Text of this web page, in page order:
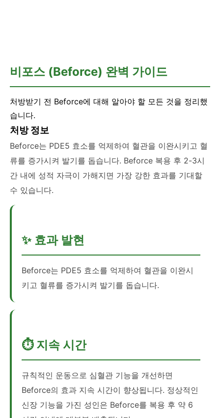
비포스 (Beforce) 완벽 가이드
처방받기 전 Beforce에 대해 알아야 할 모든 것을 정리했
습니다.
처방 정보
Beforce는 PDE5 효소를 억제하여 혈관을 이완시키고 혈
류를 증가시켜 발기를 돕습니다. Beforce 복용 후 2-3시
간 내에 성적 자극이 가해지면 가장 강한 효과를 기대할
수 있습니다.
✨ 효과 발현
Beforce는 PDE5 효소를 억제하여 혈관을 이완시
키고 혈류를 증가시켜 발기를 돕습니다.
⏱️ 지속 시간
규칙적인 운동으로 심혈관 기능을 개선하면
Beforce의 효과 지속 시간이 향상됩니다. 정상적인
신장 기능을 가진 성인은 Beforce를 복용 후 약 6